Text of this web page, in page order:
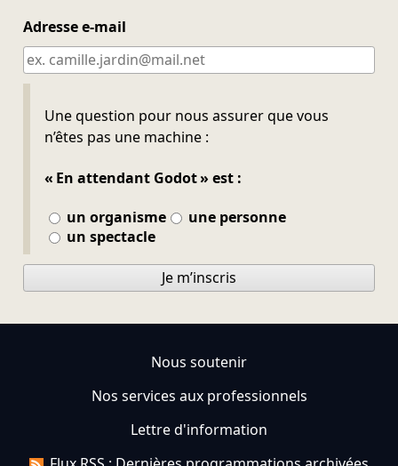
Adresse e-mail
Une question pour nous assurer que vous
n’êtes pas une machine :
« En attendant Godot » est :
un organisme
une personne
un spectacle
Ne pas remplir
Je m’inscris
Nous soutenir
Nos services aux professionnels
Lettre d'information